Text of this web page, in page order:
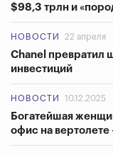
$98,3 трлн и
НОВОСТИ 22 апреля
Chanel превратил
инвестиций
НОВОСТИ 10.12.2025
Богатейшая
офис на